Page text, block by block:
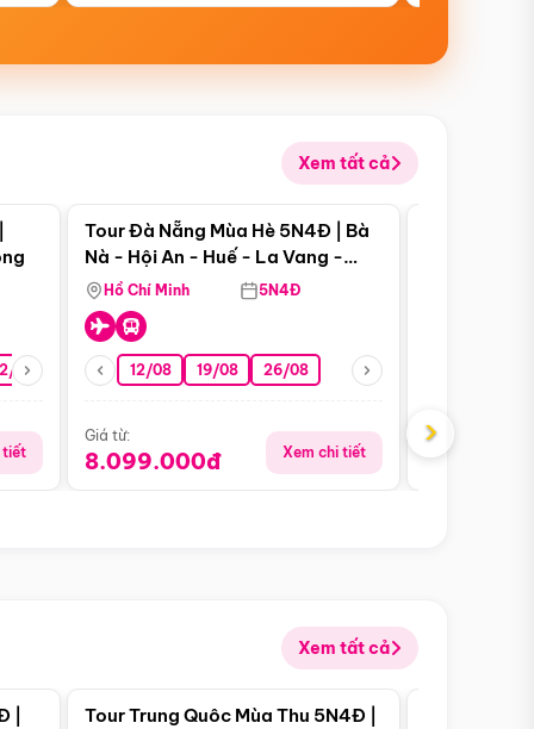
Xem tất cả
08 26/08 05/09 09/09 12/09
tiết
Điểm nổi bật
Tour Đà Nẵng Mùa Hè 5N4Đ | Bà
Nà - Hội An - Huế - La Vang -
Động Thiên Đường
Hồ Chí Minh 5N4Đ
12/08 19/08 26/08
Giá từ:
8.099.000đ Xem chi tiết
Giá từ:
›
Xem tất cả
|
Điểm nổi bật
Tour Trung Quôc Mùa Thu 5N4Đ |